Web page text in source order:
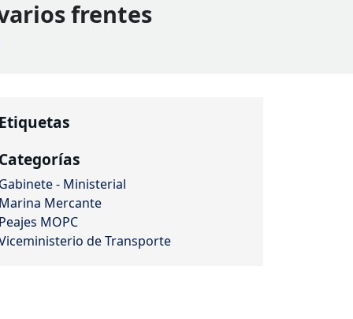
frentes
Etiquetas
Categorías
Gabinete - Ministerial
Marina Mercante
Peajes MOPC
de Transporte